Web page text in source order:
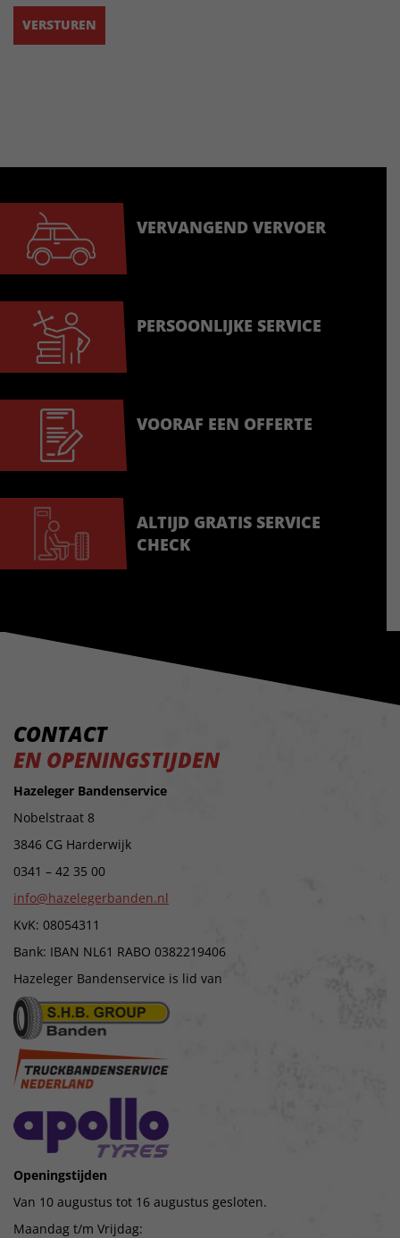
VERVANGEND VERVOER
PERSOONLIJKE SERVICE
VOORAF EEN OFFERTE
ALTIJD GRATIS SERVICE
CHECK
CONTACT
EN OPENINGSTIJDEN
Hazeleger Bandenservice
Nobelstraat 8
3846 CG Harderwijk
0341 – 42 35 00
info@hazelegerbanden.nl
KvK: 08054311
Bank: IBAN NL61 RABO 0382219406
Hazeleger Bandenservice is lid van
Openingstijden
Van 10 augustus tot 16 augustus gesloten.
Maandag t/m Vrijdag: